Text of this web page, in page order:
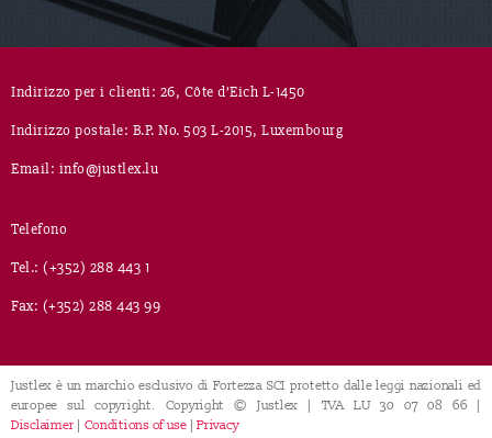
Indirizzo per i clienti: 26, Côte d’Eich L-1450
Indirizzo postale: B.P. No. 503 L-2015, Luxembourg
Email: info@justlex.lu
Telefono
Tel.: (+352) 288 443 1
Fax: (+352) 288 443 99
Justlex è un marchio esclusivo di Fortezza SCI protetto dalle leggi nazionali ed
europee sul copyright. Copyright © Justlex | TVA LU 30 07 08 66 |
Disclaimer
Conditions of use|Privacy